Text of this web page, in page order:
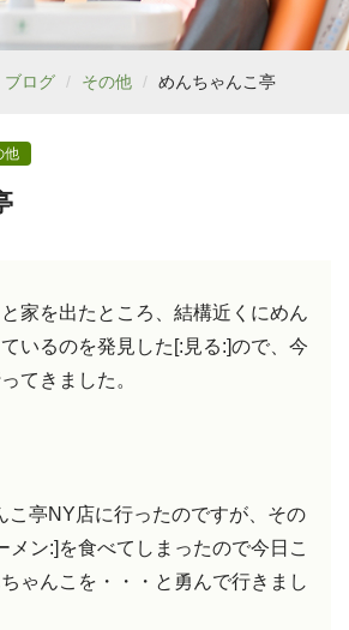
ブログ その他 めんちゃんこ亭
他
家を出たところ、結構近くにめん
いるのを発見した[:見る:]ので、今
てきました。
こ亭NY店に行ったのですが、その
メン:]を食べてしまったので今日こ
ゃんこを・・・と勇んで行きまし